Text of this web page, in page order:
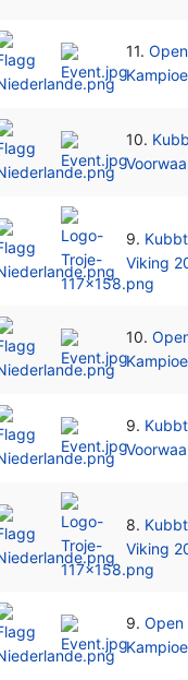
11.
10.
9.
Viking
10.
9.
8.
Viking
9.Open